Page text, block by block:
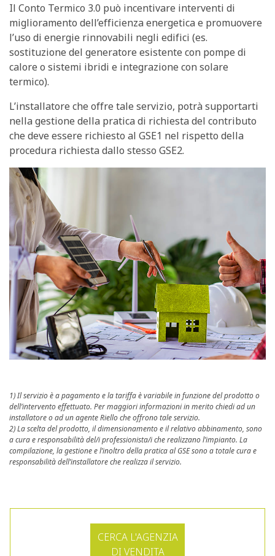
Il Conto Termico 3.0 può incentivare interventi di
miglioramento dell’efficienza energetica e promuovere
l’uso di energie rinnovabili negli edifici (es.
sostituzione del generatore esistente con pompe di
calore o sistemi ibridi e integrazione con solare
termico).
L’installatore che offre tale servizio, potrà supportarti
nella gestione della pratica di richiesta del contributo
che deve essere richiesto al GSE1 nel rispetto della
procedura richiesta dallo stesso GSE2.
1) Il servizio è a pagamento e la tariffa è variabile in funzione del prodotto o
dell’intervento effettuato. Per maggiori informazioni in merito chiedi ad un
installatore o ad un agente Riello che offrono tale servizio.
2) La scelta del prodotto, il dimensionamento e il relativo abbinamento, sono
a cura e responsabilità del/i professionista/i che realizzano l’impianto. La
compilazione, la gestione e l’inoltro della pratica al GSE sono a totale cura e
responsabilità dell’installatore che realizza il servizio.
CERCA L'AGENZIA
DI VENDITA